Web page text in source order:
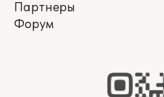
Партнеры
Форум